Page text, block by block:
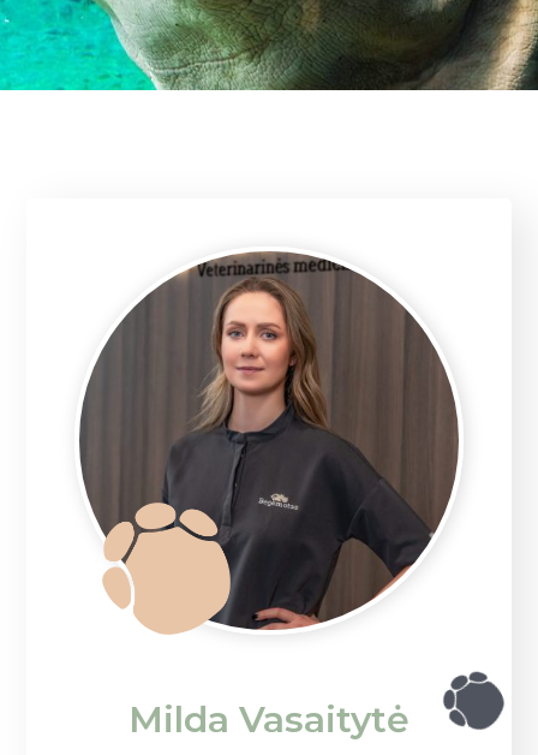
Milda Vasaitytė